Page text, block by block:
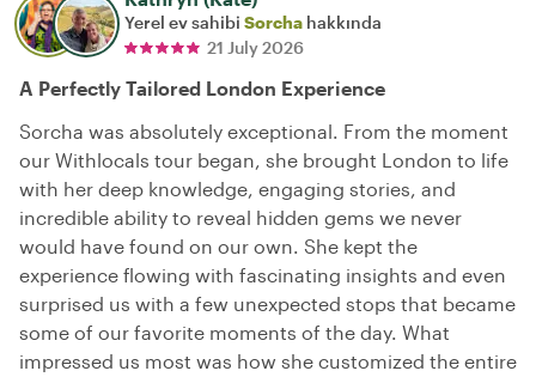
Yerel ev sahibi Sorcha hakkında
21 July 2026
A Perfectly Tailored London Experience
Sorcha was absolutely exceptional. From the moment
our Withlocals tour began, she brought London to life
with her deep knowledge, engaging stories, and
incredible ability to reveal hidden gems we never
would have found on our own. She kept the
experience flowing with fascinating insights and even
surprised us with a few unexpected stops that became
some of our favorite moments of the day. What
impressed us most was how she customized the entire